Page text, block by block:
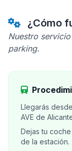
¿Cómo
Nuestro
parking.
Llegarás
AVE de
Dejas tu
de la estación.